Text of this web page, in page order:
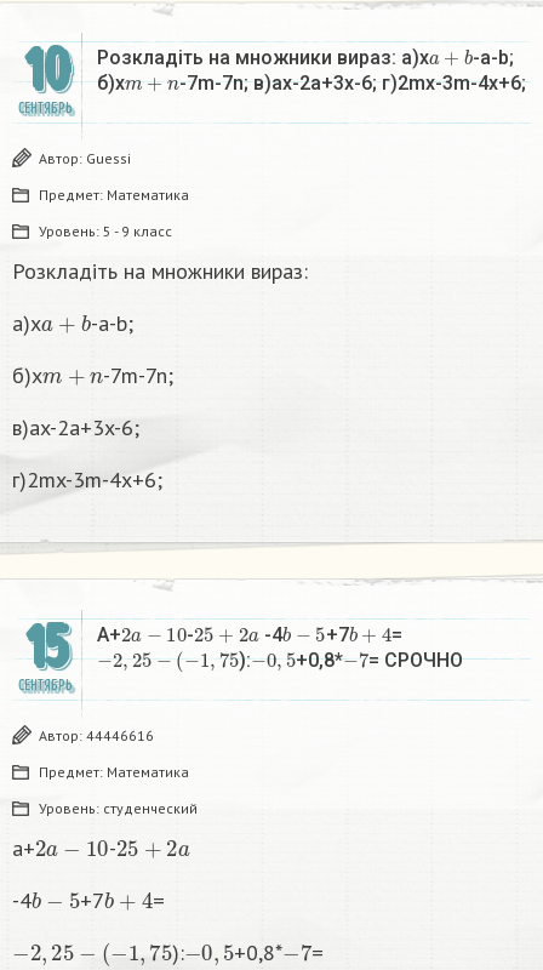
10
СЕНТЯБРЬ
Розкладіть на множники вираз: a)xa +b -a-b;
б)x
n -7m-7n; в)ax-2a+3x-6; г)2mx-3m-4x+6;
Автор: Guessi
Предмет: Математика
Уровень: 5 - 9 класс
Розкладіть на множники вираз:
a)x
-a-b;
б)x
-7m-7n;
в)ax-2a+3x-6;
г)2mx-3m-4x+6;
15
СЕНТЯБРЬ
A+2a− 10 -25+2a -4b −5 +7b+4 =
2, 25− 1 75 ): 0, 5 +0,8* 7 = СРОЧНО
Автор: 44446616
Предмет: Математика
Уровень: студенческий
a+2 10 -25 a
-4b +7b =
2, 25− , 75 ): 0, +0,8* 7 =